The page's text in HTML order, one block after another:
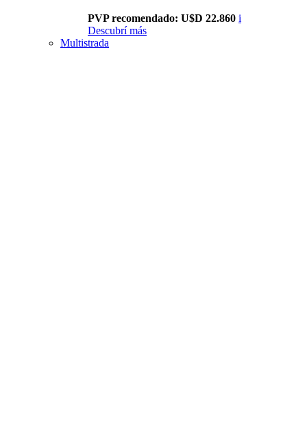
PVP recomendado: U$D 22.860 i
Descubrí más
Multistrada